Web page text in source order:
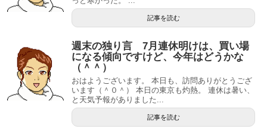
記事を読む
週末の独り言 7月連休明けは、買い場
になる傾向ですけど、今年はどうかな
（＾＾）
おはようございます。 本日も、訪問ありがとうござ
います（＾０＾） 本日の東京も灼熱。 連休は暑い、
と天気予報がありました...
記事を読む